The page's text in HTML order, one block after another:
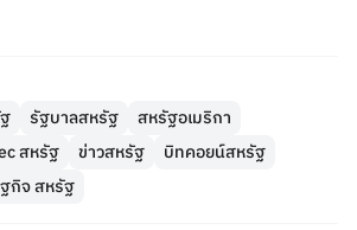
รัฐบาลสหรัฐ
สหรัฐอเมริกา
สหรัฐ ข่าวสหรัฐ
บิทคอยน์สหรัฐ
กิจ สหรัฐ